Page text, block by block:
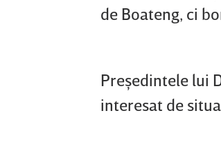
de Boateng, ci
Preşedintele lui
interesat de